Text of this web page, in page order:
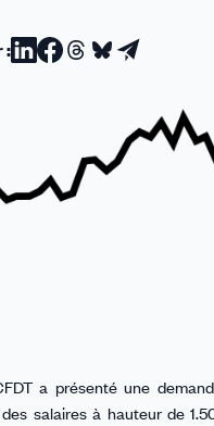
:Partager
Partager
Facebook
Partager
Threads
Partager
Bluesky
Partager
email
a présenté une
salaires à hauteur de